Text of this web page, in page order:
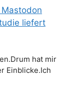
liefert
hat mir
Einblicke.Ich